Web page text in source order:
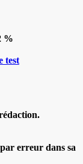
%
test
erreur dans sa